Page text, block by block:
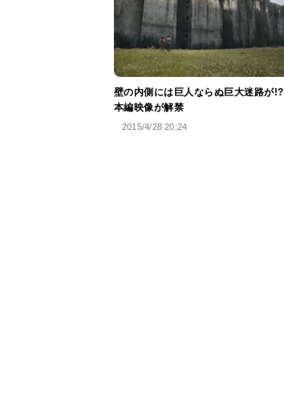
壁の内側には巨人ならぬ巨大迷路が!?
本編映像が解禁
2015/4/28 20:24